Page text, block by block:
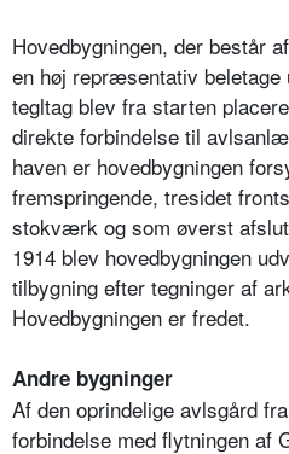
Hovedbygningen, der består
en høj repræsentativ
tegltag blev fra starten
direkte forbindelse til
haven er hovedbygningen
fremspringende, tresidet
stokværk og som øverst
1914 blev hovedbygningen
tilbygning efter tegninger af
Hovedbygningen er fredet.
Andre bygninger
Af den oprindelige avlsgård
forbindelse med flytningen af